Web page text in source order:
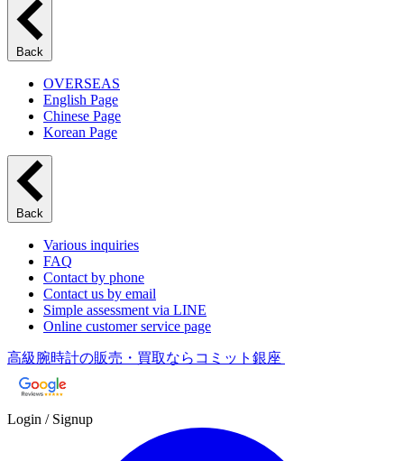
Back
OVERSEAS
English Page
Chinese Page
Korean Page
Back
Various inquiries
FAQ
Contact by phone
Contact us by email
Simple assessment via LINE
Online customer service page
高級腕時計の販売・買取ならコミット銀座
Login / Signup